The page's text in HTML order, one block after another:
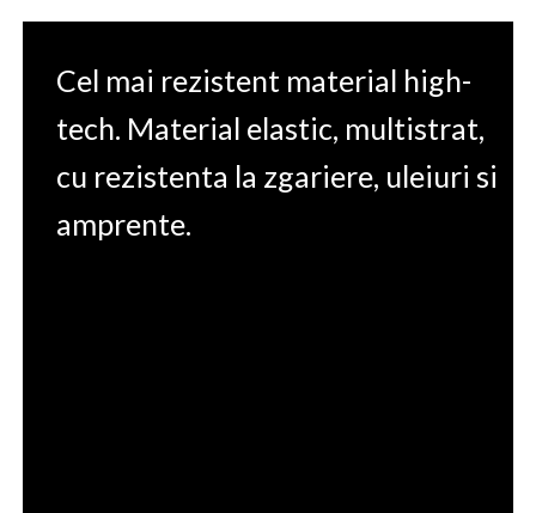
Cel mai rezistent material high-
tech. Material elastic, multistrat,
cu rezistenta la zgariere, uleiuri si
amprente.